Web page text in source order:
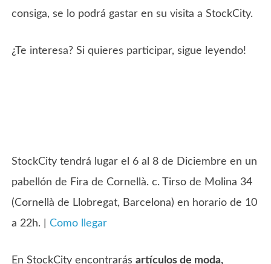
consiga, se lo podrá gastar en su visita a StockCity.
¿Te interesa? Si quieres participar, sigue leyendo!
StockCity tendrá lugar el 6 al 8 de Diciembre en un
pabellón de Fira de Cornellà. c. Tirso de Molina 34
(Cornellà de Llobregat, Barcelona) en horario de 10
a 22h. |Como llegar
En StockCity encontrarásartículos de moda,